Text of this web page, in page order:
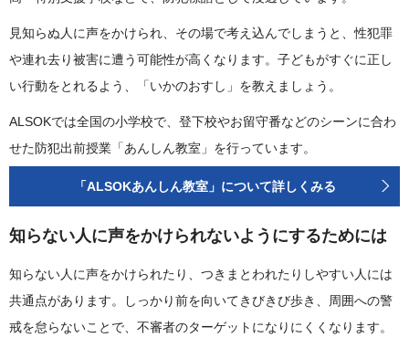
見知らぬ人に声をかけられ、その場で考え込んでしまうと、性犯罪
や連れ去り被害に遭う可能性が高くなります。子どもがすぐに正し
い行動をとれるよう、「いかのおすし」を教えましょう。
ALSOKでは全国の小学校で、登下校やお留守番などのシーンに合わ
せた防犯出前授業「あんしん教室」を行っています。
「ALSOKあんしん教室」について詳しくみる
知らない人に声をかけられないようにするためには
知らない人に声をかけられたり、つきまとわれたりしやすい人には
共通点があります。しっかり前を向いてきびきび歩き、周囲への警
戒を怠らないことで、不審者のターゲットになりにくくなります。